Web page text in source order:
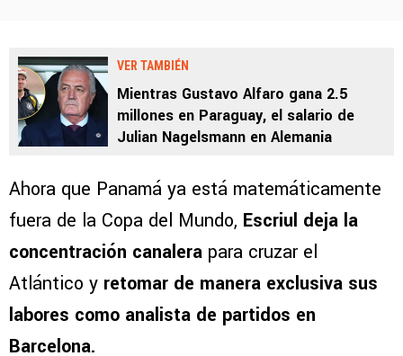
VER TAMBIÉN
Mientras Gustavo Alfaro gana 2.5
millones en Paraguay, el salario de
Julian Nagelsmann en Alemania
Ahora que Panamá ya está matemáticamente
fuera de la Copa del Mundo, Escriul deja la
concentración canalera para cruzar el
Atlántico y retomar de manera exclusiva sus
labores como analista de partidos en
Barcelona.